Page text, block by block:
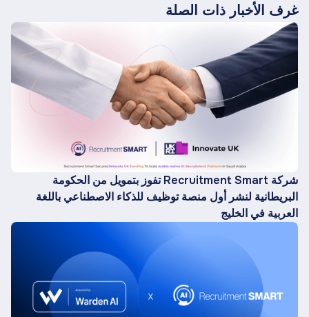
غرف الأخبار ذات الصلة
شركة Recruitment Smart تفوز بتمويل من الحكومة
البريطانية لنشر أول منصة توظيف للذكاء الاصطناعي باللغة
العربية في الخليج